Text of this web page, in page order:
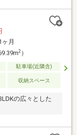
ヶ月
2）
駐車場(近隣含)
収納スペース
の広々とした